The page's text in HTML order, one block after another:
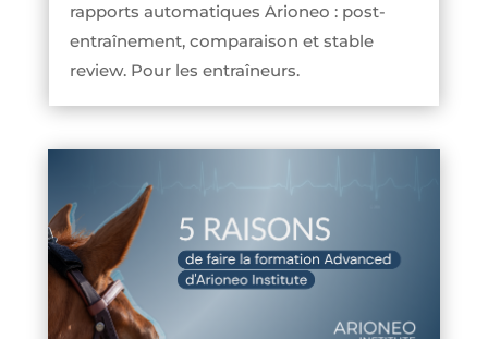
rapports automatiques Arioneo : post-
entraînement, comparaison et stable
review. Pour les entraîneurs.